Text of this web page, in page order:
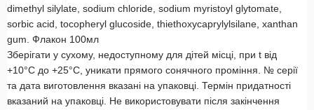
dimethyl silylate, sodium chloride, sodium myristoyl glytomate,
sorbic acid, tocopheryl glucoside, thiethoxycaprylylsilane, xanthan
gum. Флакон 100мл
Зберігати у сухому, недоступному для дітей місці, при t від
+10°С до +25°С, уникати прямого сонячного проміння. № серії
та дата виготовлення вказані на упаковці. Термін придатності
вказаний на упаковці. Не використовувати після закінчення